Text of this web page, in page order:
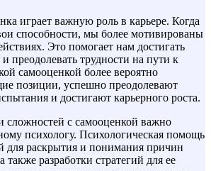
играет важную роль в карьере. Когда
способности, мы более мотивированы
Это помогает нам достигать
преодолевать трудности на пути к
самооценкой более вероятно
позиции, успешно преодолевают
и достигают карьерного роста.
сложностей с самооценкой важно
психологу. Психологическая помощь
для раскрытия и понимания причин
также разработки стратегий для ее